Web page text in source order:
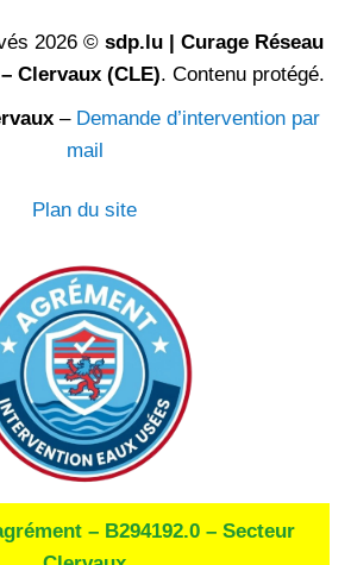
2026 © sdp.lu | Curage Réseau
Clervaux (CLE). Contenu protégé.
– Demande d’intervention par
mail
Plan du site
– B294192.0 – Secteur